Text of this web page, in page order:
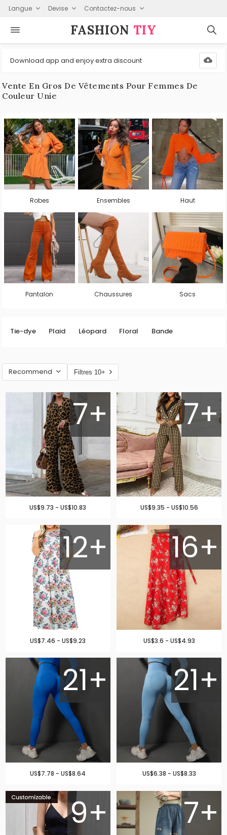
Langue Devise Contactez-nous
FASHION⁠ TIY
Download app and enjoy extra discount
Vente En Gros De Vêtements Pour Femmes De
Couleur Unie
Robes Ensembles Haut
Pantalon Chaussures Sacs
Tie-dye Plaid Léopard Floral Bande
Recommend Filtres 10+
7+
US$9.73 - US$10.83
7+
US$9.35 - US$10.56
12+
US$7.46 - US$9.23
16+
US$3.6 - US$4.93
21+
US$7.78 - US$8.64
21+
US$6.38 - US$8.33
9+ 7+